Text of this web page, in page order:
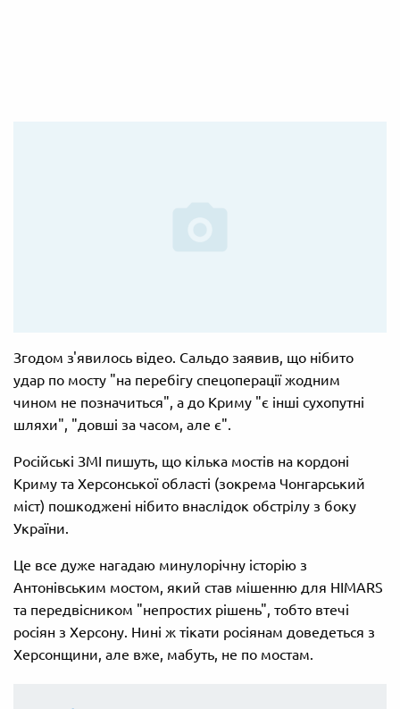
Згодом з'явилось відео. Сальдо заявив, що нібито
удар по мосту "на перебігу спецоперації жодним
чином не позначиться", а до Криму "є інші сухопутні
шляхи", "довші за часом, але є".
Російські ЗМІ пишуть, що кілька мостів на кордоні
Криму та Херсонської області (зокрема Чонгарський
міст) пошкоджені нібито внаслідок обстрілу з боку
України.
Це все дуже нагадаю минулорічну історію з
Антонівським мостом, який став мішенню для HIMARS
та передвісником "непростих рішень", тобто втечі
росіян з Херсону. Нині ж тікати росіянам доведеться з
Херсонщини, але вже, мабуть, не по мостам.